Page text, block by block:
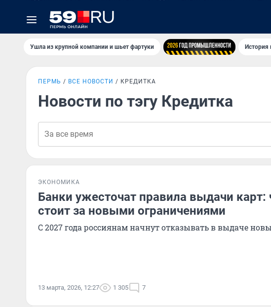
Ушла из крупной компании и шьет фартуки История
ПЕРМЬ ВСЕ НОВОСТИ КРЕДИТКА
Новости по тэгу Кредитка
ЭКОНОМИКА
Банки ужесточат правила выдачи карт:
стоит за новыми ограничениями
С 2027 года россиянам начнут отказывать в выдаче
13 марта, 2026, 12:27 1 305 7